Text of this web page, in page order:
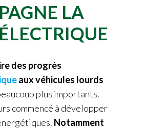
LA
TRIQUE
des progrès
aux véhicules lourds
plus importants.
commencé à développer
Notamment